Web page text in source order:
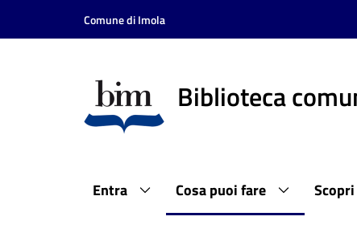
Vai al contenuto
Vai alla navigazione
Comune di Imola
Biblioteca
Entra Cosa puoi fare